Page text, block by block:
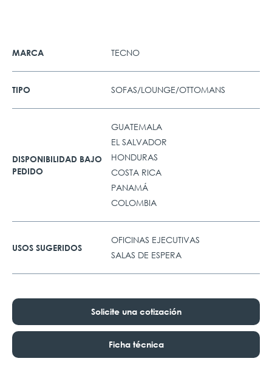
MARCA TECNO
TIPO SOFAS/LOUNGE/OTTOMANS
DISPONIBILIDAD BAJO
PEDIDO
GUATEMALA
EL SALVADOR
HONDURAS
COSTA RICA
PANAMÁ
COLOMBIA
USOS SUGERIDOS
OFICINAS EJECUTIVAS
SALAS DE ESPERA
Solicite una cotización
Ficha técnica